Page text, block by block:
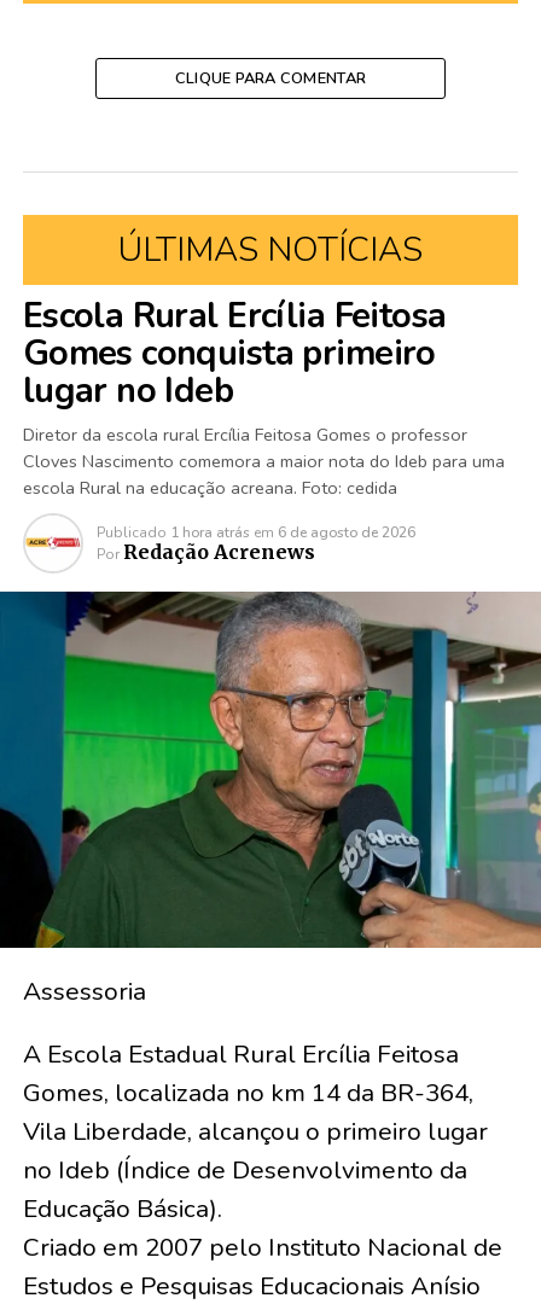
CLIQUE PARA COMENTAR
ÚLTIMAS NOTÍCIAS
Escola Rural Ercília Feitosa
Gomes conquista primeiro
lugar no Ideb
Diretor da escola rural Ercília Feitosa Gomes o professor
Cloves Nascimento comemora a maior nota do Ideb para uma
escola Rural na educação acreana. Foto: cedida
Publicado 1 hora atrás em 6 de agosto de 2026
Por Redação Acrenews
Assessoria
A Escola Estadual Rural Ercília Feitosa
Gomes, localizada no km 14 da BR-364,
Vila Liberdade, alcançou o primeiro lugar
no Ideb (Índice de Desenvolvimento da
Educação Básica).
Criado em 2007 pelo Instituto Nacional de
Estudos e Pesquisas Educacionais Anísio